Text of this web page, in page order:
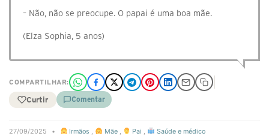
– Não, não se preocupe. O papai é uma boa mãe.
(Elza Sophia, 5 anos)
COMPARTILHAR:
Curtir Comentar
27/09/2025 • Irmãos , Mãe, Pai , Saúde e médico